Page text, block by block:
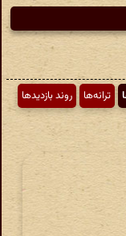
ترانه‌ها
روند بازدیدها